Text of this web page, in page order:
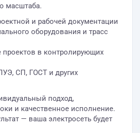
масштаба.
и рабочей документации
оборудования и трасс
проектов в контролирующих
СП, ГОСТ и других
подход,
и качественное исполнение.
— ваша электросеть будет